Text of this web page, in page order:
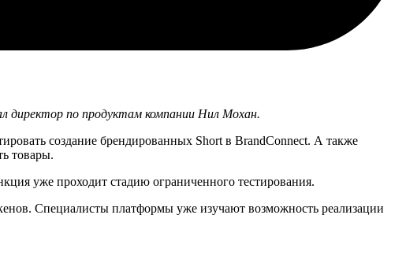
директор по продуктам компании Нил Мохан.
создание брендированных Short в BrandConnect. А также
товары.
уже проходит стадию ограниченного тестирования.
Специалисты платформы уже изучают возможность реализации